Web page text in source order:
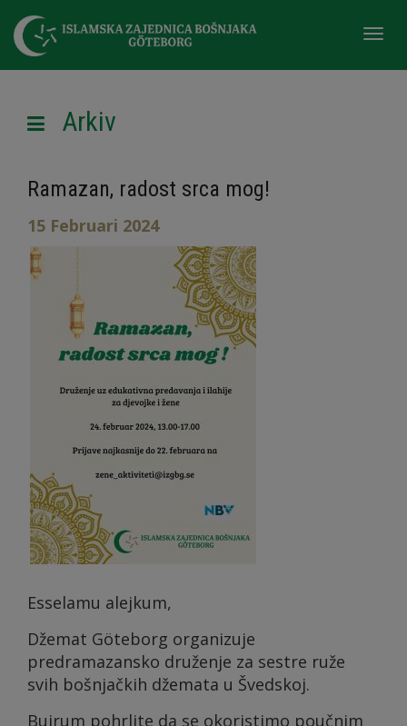
Arkiv
Ramazan, radost srca mog!
15 Februari 2024
Esselamu alejkum,
Džemat Göteborg organizuje
predramazansko druženje za sestre ruže
svih bošnjačkih džemata u Švedskoj.
Bujrum pohrlite da se okoristimo poučnim